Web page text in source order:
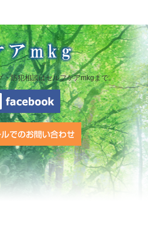
・防犯相談はセルフケアmkgまで。